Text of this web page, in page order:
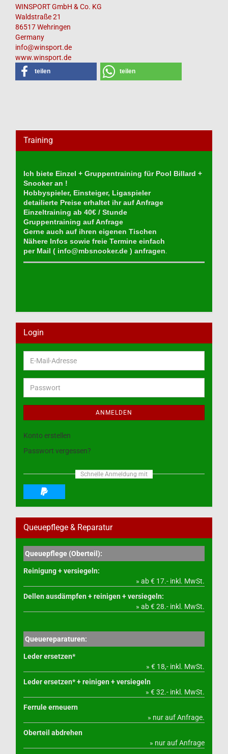
WINSPORT GmbH & Co. KG
Waldstraße 21
86517 Wehringen
Germany
info@winsport.de
www.winsport.de
teilen teilen
Training
Ich biete Einzel + Gruppentraining für Pool Billard +
Snooker an !
Hobbyspieler, Einsteiger, Ligaspieler
detailierte Preise erhaltet ihr auf Anfrage
Einzeltraining ab 40€ / Stunde
Gruppentraining auf Anfrage
Gerne auch auf ihren eigenen Tischen
Nähere Infos sowie freie Termine einfach
per Mail ( info@mbsnooker.de ) anfragen.
Login
E-
Mail-
Adresse
Passwort
ANMELDEN
Konto erstellen
Passwort vergessen?
Schnelle Anmeldung mit
Queuepflege & Reparatur
Queuepflege (Oberteil):
Reinigung + versiegeln:
» ab € 17.- inkl. MwSt.
Dellen ausdämpfen + reinigen + versiegeln:
» ab € 28.- inkl. MwSt.
Queuereparaturen:
Leder ersetzen*
» € 18,- inkl. MwSt.
Leder ersetzen* + reinigen + versiegeln
» € 32.- inkl. MwSt.
Ferrule erneuern
» nur auf Anfrage.
Oberteil abdrehen
» nur auf Anfrage